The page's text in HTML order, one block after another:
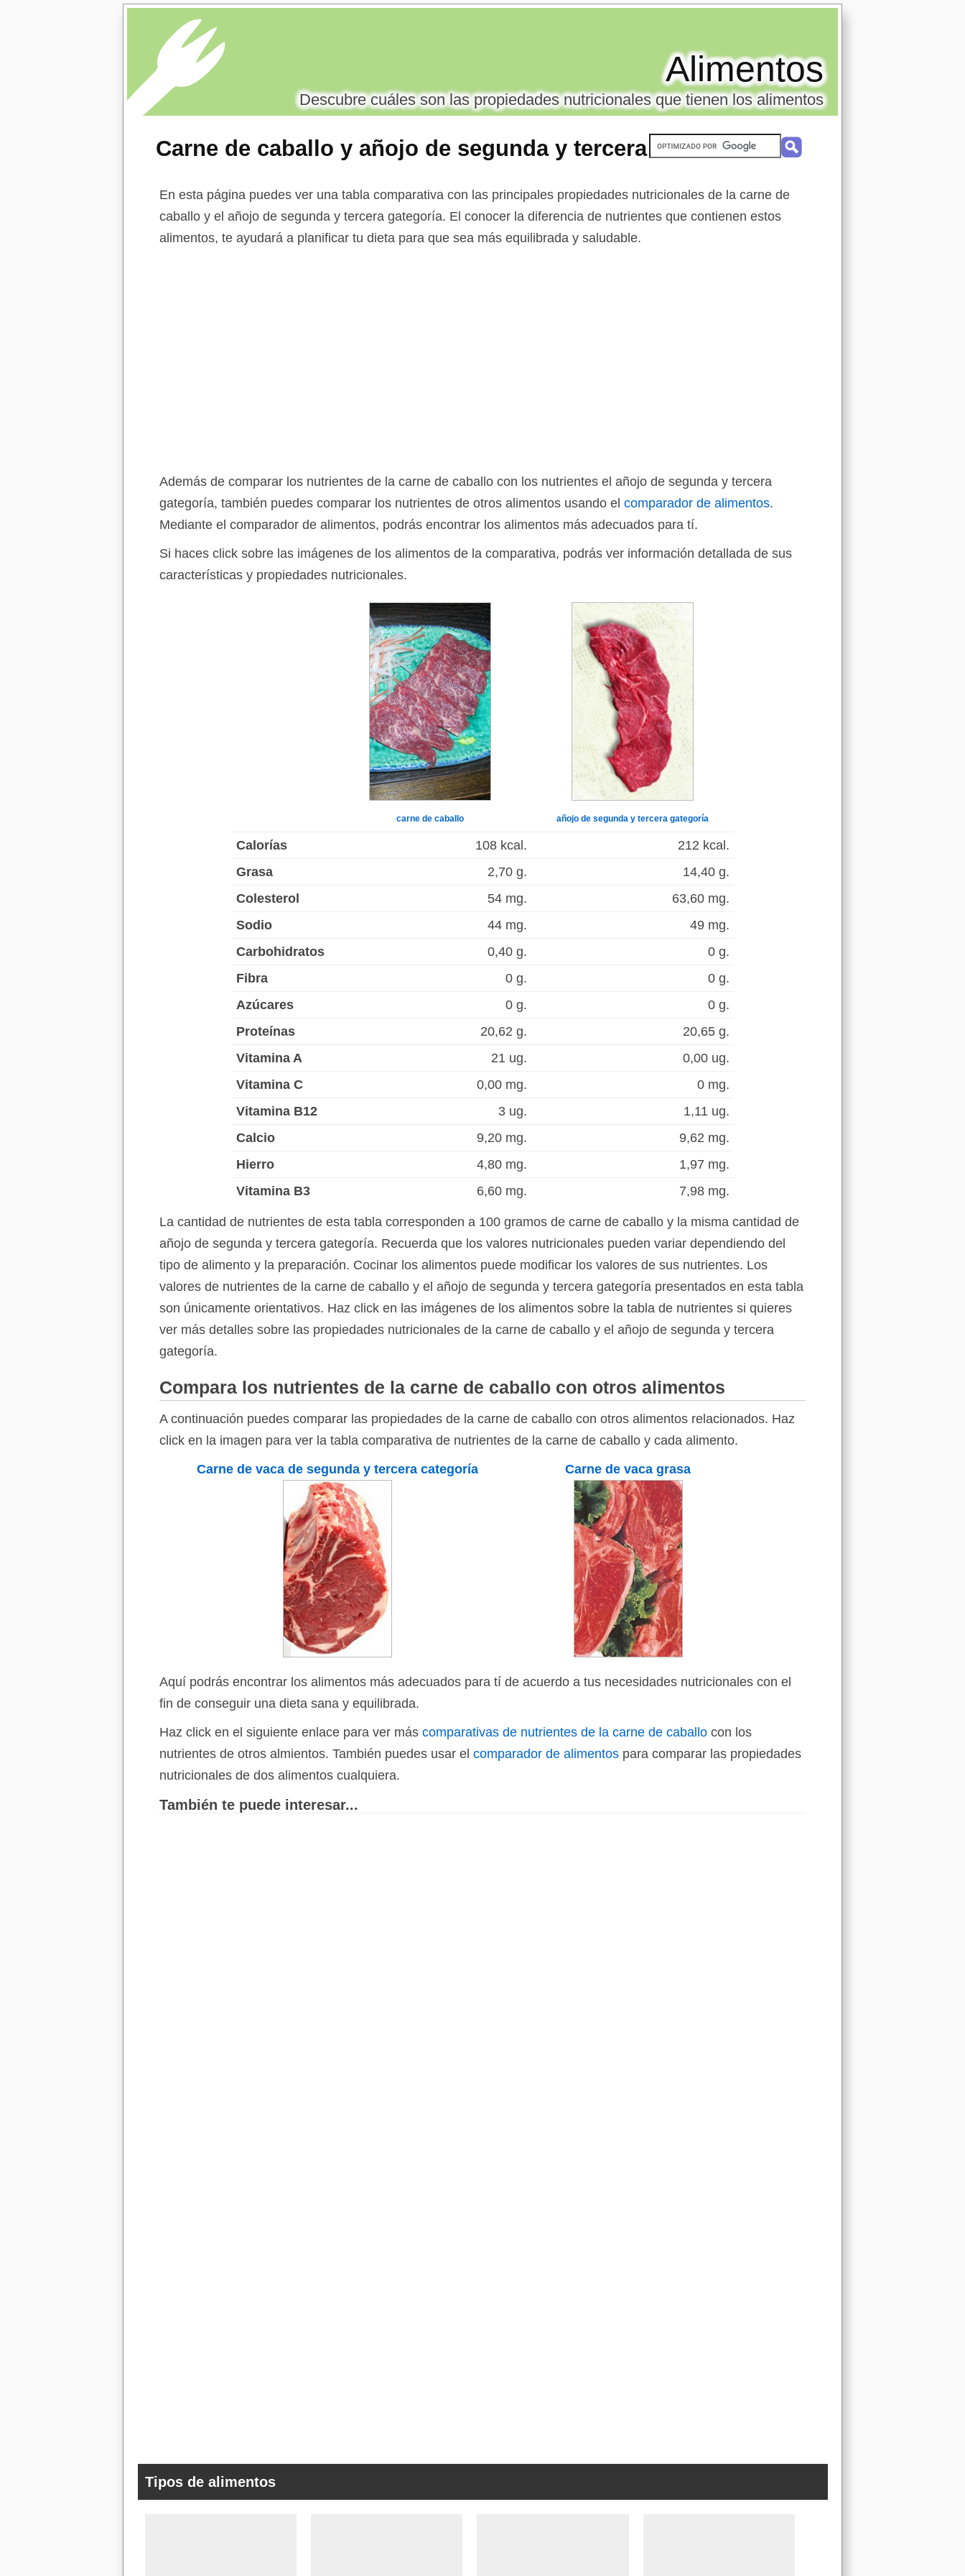
Carne de caballo y añojo de segunda y tercera
gategoría
Alimentos
Descubre cuáles son las propiedades nutricionales que tienen los alimentos
En esta página puedes ver una tabla comparativa con las principales propiedades nutricionales de la carne de
caballo y el añojo de segunda y tercera gategoría. El conocer la diferencia de nutrientes que contienen estos
alimentos, te ayudará a planificar tu dieta para que sea más equilibrada y saludable.
Además de comparar los nutrientes de la carne de caballo con los nutrientes el añojo de segunda y tercera
gategoría, también puedes comparar los nutrientes de otros alimentos usando el comparador de alimentos.
Mediante el comparador de alimentos, podrás encontrar los alimentos más adecuados para tí.
Si haces click sobre las imágenes de los alimentos de la comparativa, podrás ver información detallada de sus
características y propiedades nutricionales.
carne de caballo añojo de segunda y tercera gategoría
Calorías 108 kcal.
212 kcal.
Grasa
2,70 g.
14,40 g.
Colesterol
54 mg.
63,60 mg.
Sodio
44 mg.
49 mg.
Carbohidratos
0,40 g.
0 g.
Fibra
0 g.
0 g.
Azúcares
0 g.
0 g.
Proteínas
20,62 g.
20,65 g.
Vitamina A
21 ug.
0,00 ug.
Vitamina C
0,00 mg.
0 mg.
Vitamina B12
3 ug.
1,11 ug.
Calcio
9,20 mg.
9,62 mg.
Hierro
4,80 mg.
1,97 mg.
Vitamina B3
6,60 mg. 7,98 mg.
La cantidad de nutrientes de esta tabla corresponden a 100 gramos de carne de caballo y la misma cantidad de
añojo de segunda y tercera gategoría. Recuerda que los valores nutricionales pueden variar dependiendo del
tipo de alimento y la preparación. Cocinar los alimentos puede modificar los valores de sus nutrientes. Los
valores de nutrientes de la carne de caballo y el añojo de segunda y tercera gategoría presentados en esta tabla
son únicamente orientativos. Haz click en las imágenes de los alimentos sobre la tabla de nutrientes si quieres
ver más detalles sobre las propiedades nutricionales de la carne de caballo y el añojo de segunda y tercera
gategoría.
Compara los nutrientes de la carne de caballo con otros alimentos
A continuación puedes comparar las propiedades de la carne de caballo con otros alimentos relacionados. Haz
click en la imagen para ver la tabla comparativa de nutrientes de la carne de caballo y cada alimento.
Carne de vaca de segunda y tercera categoría
Carne de vaca grasa
Aquí podrás encontrar los alimentos más adecuados para tí de acuerdo a tus necesidades nutricionales con el
fin de conseguir una dieta sana y equilibrada.
Haz click en el siguiente enlace para ver más comparativas de nutrientes de la carne de caballo con los
nutrientes de otros almientos. También puedes usar el comparador de alimentos para comparar las propiedades
nutricionales de dos alimentos cualquiera.
También te puede interesar...
Tipos de alimentos